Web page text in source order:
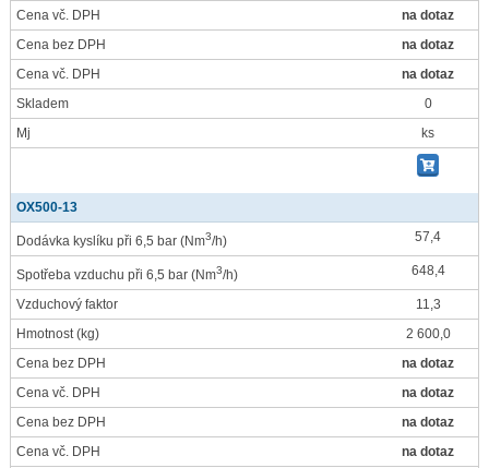
Cena vč. DPH
na dotaz
Cena bez DPH
na dotaz
Cena vč. DPH
na dotaz
Skladem
0
Mj
ks
OX500-13
Dodávka kyslíku při 6,5 bar (Nm3/h) 57,4
Spotřeba vzduchu při 6,5 bar (Nm3/h) 648,4
Vzduchový faktor
11,3
Hmotnost(kg)
2 600,0
Cena bez DPH
na dotaz
Cena vč. DPH
na dotaz
Cena bez DPH
na dotaz
Cena vč. DPH
na dotaz